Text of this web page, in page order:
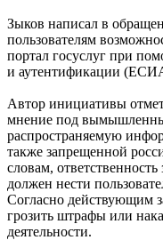
Зыков написал в
пользователям
портал госуслуг при
и аутентификации
Автор инициативы
мнение под
распространяемую
также запрещенной
словам,
должен нести
Согласно действующим
грозить штрафы или
деятельности.